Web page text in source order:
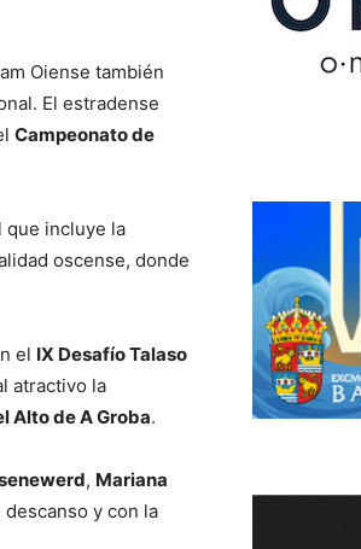
Oiense también
El estradense
Campeonato de
que incluye la
oscense, donde
el IX Desafío Talaso
atractivo la
Alto de A Groba.
, Mariana
y con la